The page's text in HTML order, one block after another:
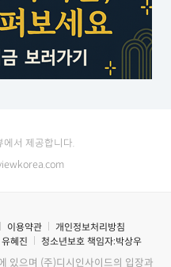
서 제공합니다.
이용약관
개인정보처리방침
유혜진 청소년보호 책임자:박상우
있으며 (주)디시인사이드의 입장과